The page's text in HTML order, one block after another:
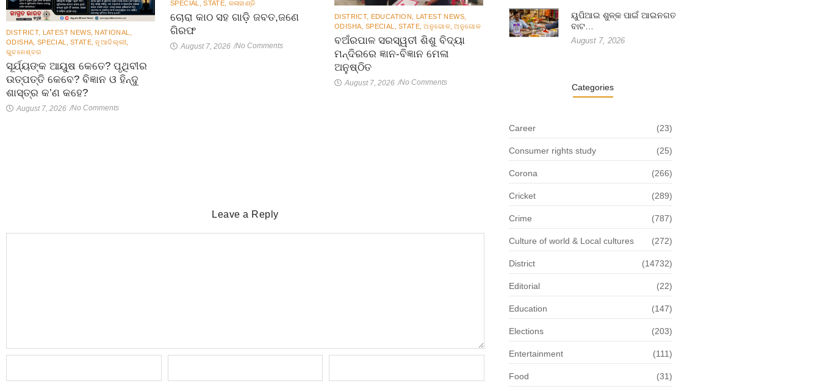
DISTRICT, LATEST NEWS, NATIONAL,
ODISHA, SPECIAL, STATE, ନୂଆଦିଲ୍ଲୀ,
ଭୁବନେଶ୍ବର
ସୂର୍ଯ୍ୟଙ୍କ ଆୟୁଷ କେତେ? ପୃଥିବୀର
ଉତ୍ପତ୍ତି କେବେ? ବିଜ୍ଞାନ ଓ ହିନ୍ଦୁ
ଶାସ୍ତ୍ର କ’ଣ କହେ?
August 7, 2026 /No Comments
SPECIAL
STATE କଳାହାଣ୍ଡି
ଚୋରା କାଠ ସହ ଗାଡ଼ି ଜବତ,ଜଣେ
ଗିରଫ
August 7, 2026 /No Comments
DISTRICT, EDUCATION LATEST NEWS
ODISHA SPECIAL STATE ଅନୁଗୋଳ ଅନୁଗୋଳ
ବଅଁରପାଳ ସରସ୍ୱତୀ ଶିଶୁ ବିଦ୍ୟା
ମନ୍ଦିରରେ ଜ୍ଞାନ-ବିଜ୍ଞାନ ମେଳା
ଅନୁଷ୍ଠିତ
August 7, 2026 /No Comments
Leave a Reply
ୟୁପିଆଇ ଶୁଳ୍କ ପାଇଁ ଆଇନଗତ
ବାଟ…
August 7, 2026
Categories
Career (23)
Consumer rights study (25)
Corona (266)
Cricket (289)
Crime (787)
Culture of world & Local cultures (272)
District (14732)
Editorial (22)
Education (147)
Elections (203)
Entertainment (111)
Food (31)